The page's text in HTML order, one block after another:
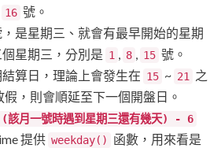
16 號。
是星期三、就會有最早開始的星期
星期三，分別是 1 , 8 , 15 號。
算日，理論上會發生在 15 ~ 21 之
假，則會順延至下一個開盤日。
月一號時遇到星期三還有幾天) - 6
提供 weekday()
函數，用來看是